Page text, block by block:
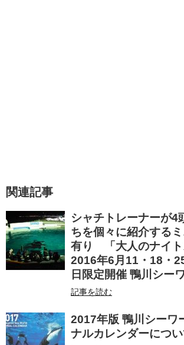
関連記事
シャチトレーナーが4
ちを個々に紹介する
有り 「大人のナイト
2016年6月11・18・
日限定開催 鴨川シー
記事を読む
2017年版 鴨川シーワ
ナルカレンダーにつ